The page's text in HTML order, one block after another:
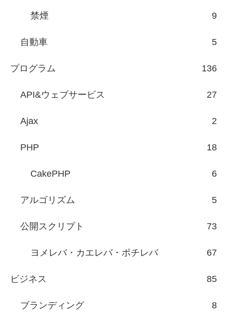
禁煙 9
自動車 5
プログラム 136
API&ウェブサービス 27
Ajax 2
PHP 18
CakePHP 6
アルゴリズム 5
公開スクリプト 73
ヨメレバ・カエレバ・ポチレバ 67
ビジネス 85
ブランディング 8